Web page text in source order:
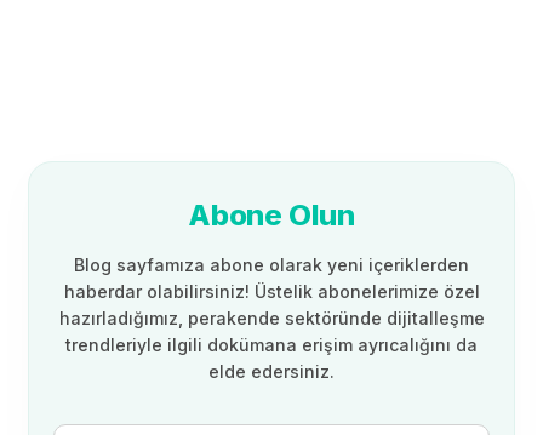
Abone Olun
Blog sayfamıza abone olarak yeni içeriklerden
haberdar olabilirsiniz! Üstelik abonelerimize özel
hazırladığımız, perakende sektöründe dijitalleşme
trendleriyle ilgili dokümana erişim ayrıcalığını da
elde edersiniz.